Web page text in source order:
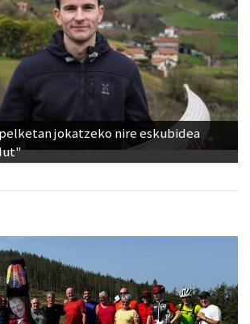
jokatzeko nire eskubidea